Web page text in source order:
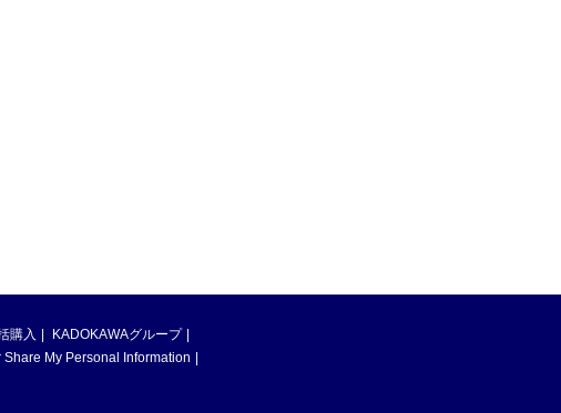
購入
KADOKAWAグループ
Share My Personal Information